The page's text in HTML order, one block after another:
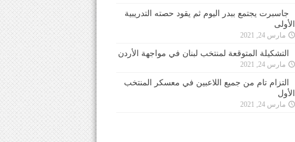
جاسبرت يجتمع ببدر اليوم ثم يقود حصته التدريبية
الأولى
مارس 24, 2021
التشكيلة المتوقعة لمنتخب لبنان في مواجهة الأردن
مارس 24, 2021
التزام تام من جميع اللاعبين في معسكر المنتخب
الأول
مارس 24, 2021